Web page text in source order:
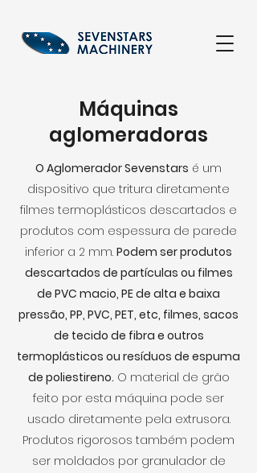
Máquinas
aglomeradoras
O Aglomerador Sevenstars é um
dispositivo que tritura diretamente
filmes termoplásticos descartados e
produtos com espessura de parede
inferior a 2 mm. Podem ser produtos
descartados de partículas ou filmes
de PVC macio, PE de alta e baixa
pressão, PP, PVC, PET, etc, filmes, sacos
de tecido de fibra e outros
termoplásticos ou resíduos de espuma
de poliestireno. O material de grão
feito por esta máquina pode ser
usado diretamente pela extrusora.
Produtos rigorosos também podem
ser moldados por granulador de